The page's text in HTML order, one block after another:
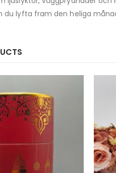
du lyfta fram den heliga